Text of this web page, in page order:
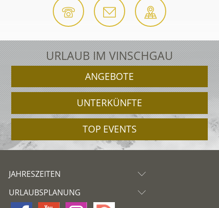
URLAUB IM VINSCHGAU
ANGEBOTE
UNTERKÜNFTE
TOP EVENTS
JAHRESZEITEN
URLAUBSPLANUNG